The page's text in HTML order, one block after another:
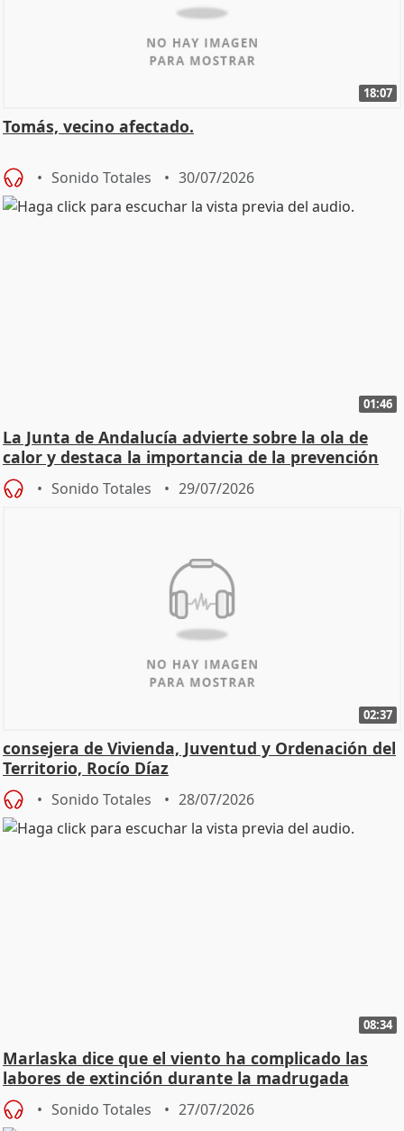
18:07
Tomás, vecino afectado.
Sonido Totales 30/07/2026
01:46
La Junta de Andalucía advierte sobre la ola de
calor y destaca la importancia de la prevención
Sonido Totales 29/07/2026
02:37
consejera de Vivienda, Juventud y Ordenación del
Territorio, Rocío Díaz
Sonido Totales 28/07/2026
08:34
Marlaska dice que el viento ha complicado las
labores de extinción durante la madrugada
Sonido Totales 27/07/2026